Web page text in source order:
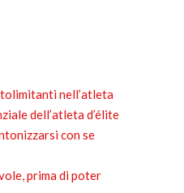
nell’atleta
dell’atleta d’élite
con se
prima di poter